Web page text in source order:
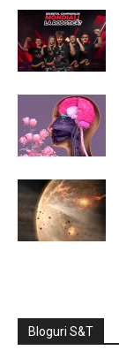
Bloguri S&T